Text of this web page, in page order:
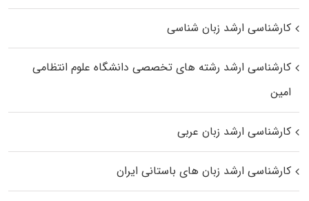
کارشناسی ارشد زبان شناسی
کارشناسی ارشد رﺷﺘﻪ ﻫﺎی تخصصی داﻧﺸﮕﺎه ﻋﻠﻮم انتظامی
اﻣﻴﻦ
کارشناسی ارشد زبان عربی
کارشناسی ارشد زبان‌ های باستانی ایران